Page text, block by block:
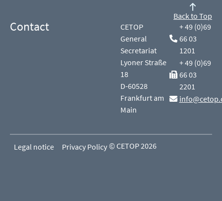
Contact
CETOP
General
Secretariat
Lyoner Straße
18
D-60528
Frankfurt am
Main
+ 49 (0)69
66 03
1201
+ 49 (0)69
66 03
2201
Back to Top
Legal notice Privacy Policy © CETOP 2026